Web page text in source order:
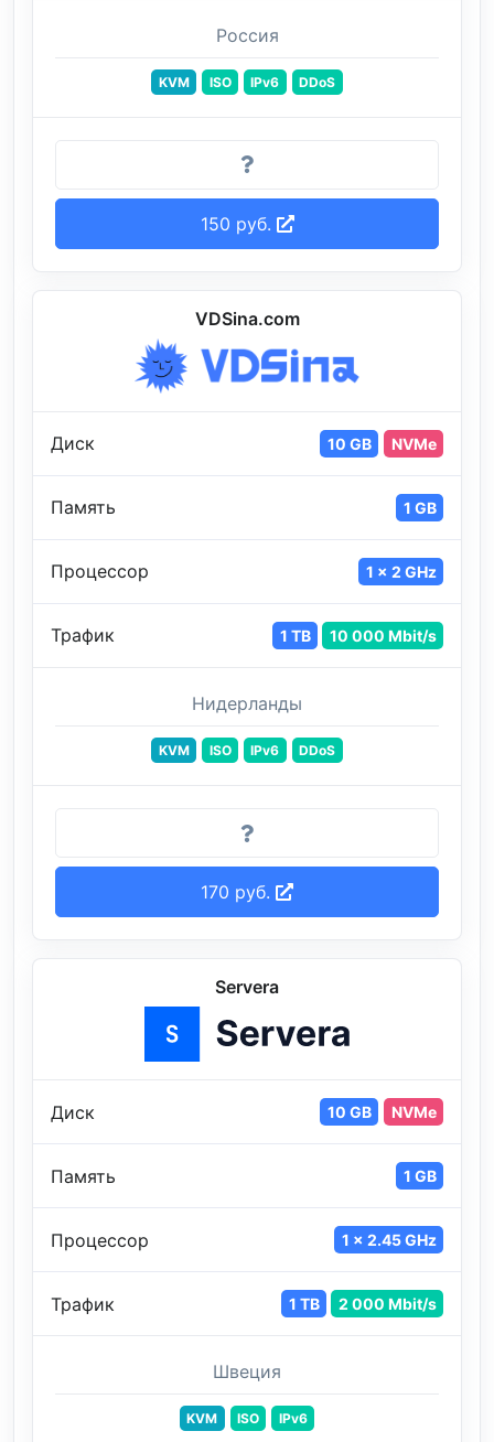
Россия
KVM ISO IPv6 DDoS
150 руб.
VDSina.com
Диск 10 GB NVMe
Память 1 GB
Процессор 1 x 2 GHz
Трафик 1 TB 10 000 Mbit/s
Нидерланды
KVM ISO IPv6 DDoS
170 руб.
Servera
Диск 10 GB NVMe
Память 1 GB
Процессор 1 x 2.45 GHz
Трафик 1 TB 2 000 Mbit/s
Швеция
KVM ISO IPv6